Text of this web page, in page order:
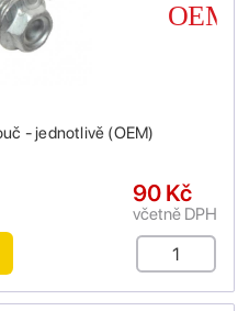
- jednotlivě (OEM)
90 Kč
včetně DPH